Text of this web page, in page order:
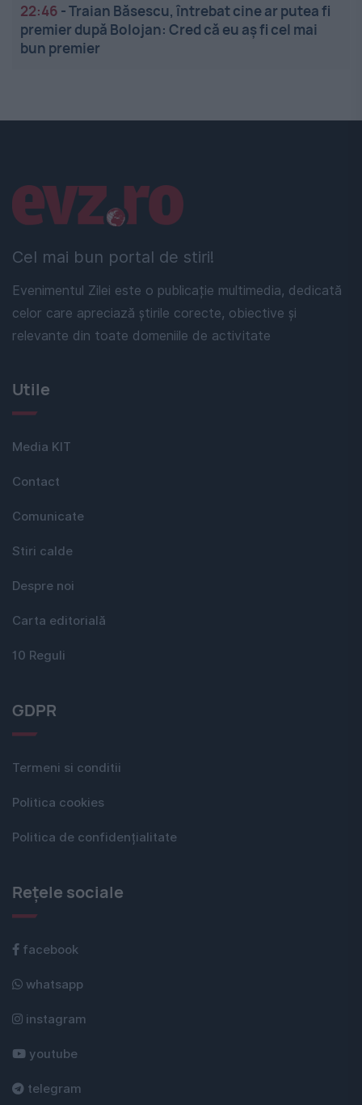
22:46 -Traian Băsescu, întrebat cine ar putea fi
premier după Bolojan: Cred că eu aș fi cel mai
bun premier
Cel mai bun portal de stiri!
Evenimentul Zilei este o publicație multimedia, dedicată
celor care apreciază știrile corecte, obiective și
relevante din toate domeniile de activitate
Linkuri utile
Utile
Media KIT
Contact
Comunicate
Stiri calde
Despre noi
Carta editorială
10 Reguli
GDPR
Termeni si conditii
Politica cookies
Politica de confidențialitate
Rețele sociale
facebook
whatsapp
instagram
youtube
telegram